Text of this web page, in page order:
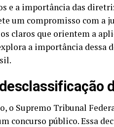
e a importância das
um compromisso com a
claros que orientem a
a importância dessa
o Supremo Tribunal
concurso público. Essa